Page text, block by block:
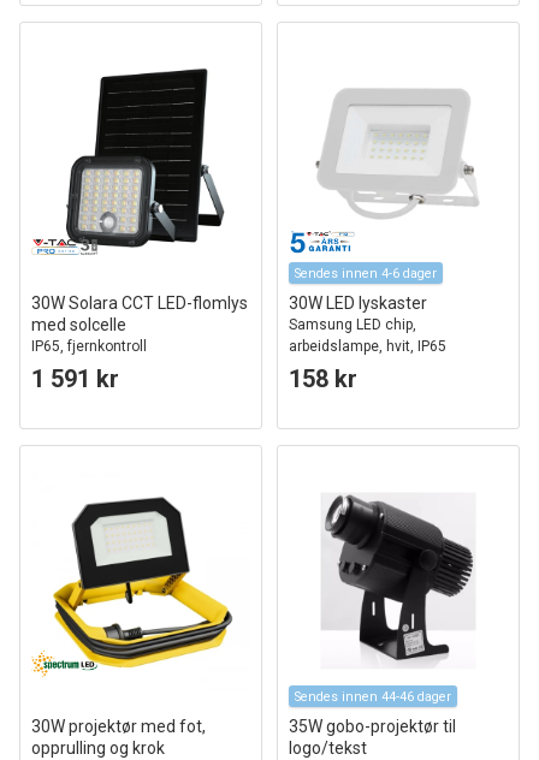
30W Solara CCT LED-flomlys
med solcelle
IP65, fjernkontroll
1 591 kr
Sendes innen 4-6 dager
30W LED lyskaster
Samsung LED chip,
arbeidslampe, hvit, IP65
utendørs
158 kr
30W projektør med fot,
opprulling og krok
Sendes innen 44-46 dager
35W gobo-projektør til
logo/tekst